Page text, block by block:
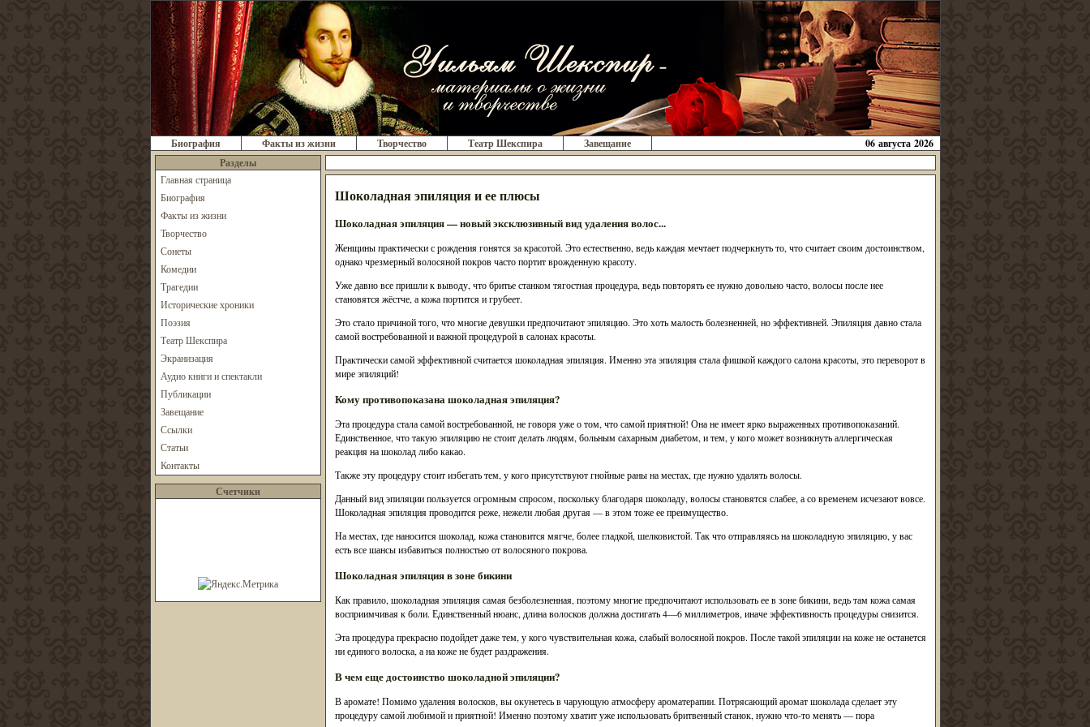
Биография Факты из жизни Творчество Театр Шекспира Завещание
06 августа 2026
Разделы
Главная страница
Биография
Факты из жизни
Творчество
Сонеты
Комедии
Трагедии
Исторические хроники
Поэзия
Театр Шекспира
Экранизация
Аудио книги и спектакли
Публикации
Завещание
Ссылки
Статьи
Контакты
Счетчики
Шоколадная эпиляция и ее плюсы
Шоколадная эпиляция — новый эксклюзивный вид удаления волос...
Женщины практически с рождения гонятся за красотой. Это естественно, ведь каждая мечтает подчеркнуть то, что считает своим достоинством,
однако чрезмерный волосяной покров часто портит врожденную красоту.
Уже давно все пришли к выводу, что бритье станком тягостная процедура, ведь повторять ее нужно довольно часто, волосы после нее
становятся жёстче, а кожа портится и грубеет.
Это стало причиной того, что многие девушки предпочитают эпиляцию. Это хоть малость болезненней, но эффективней. Эпиляция давно стала
самой востребованной и важной процедурой в салонах красоты.
Практически самой эффективной считается шоколадная эпиляция. Именно эта эпиляция стала фишкой каждого салона красоты, это переворот в
мире эпиляций!
Кому противопоказана шоколадная эпиляция?
Эта процедура стала самой востребованной, не говоря уже о том, что самой приятной! Она не имеет ярко выраженных противопоказаний.
Единственное, что такую эпиляцию не стоит делать людям, больным сахарным диабетом, и тем, у кого может возникнуть аллергическая
реакция на шоколад либо какао.
Также эту процедуру стоит избегать тем, у кого присутствуют гнойные раны на местах, где нужно удалять волосы.
Данный вид эпиляции пользуется огромным спросом, поскольку благодаря шоколаду, волосы становятся слабее, а со временем исчезают вовсе.
Шоколадная эпиляция проводится реже, нежели любая другая — в этом тоже ее преимущество.
На местах, где наносится шоколад, кожа становится мягче, более гладкой, шелковистой. Так что отправляясь на шоколадную эпиляцию, у вас
есть все шансы избавиться полностью от волосяного покрова.
Шоколадная эпиляция в зоне бикини
Как правило, шоколадная эпиляция самая безболезненная, поэтому многие предпочитают использовать ее в зоне бикини, ведь там кожа самая
восприимчивая к боли. Единственный нюанс, длина волосков должна достигать 4—6 миллиметров, иначе эффективность процедуры снизится.
Эта процедура прекрасно подойдет даже тем, у кого чувствительная кожа, слабый волосяной покров. После такой эпиляции на коже не останется
ни единого волоска, а на коже не будет раздражения.
В чем еще достоинство шоколадной эпиляции?
В аромате! Помимо удаления волосков, вы окунетесь в чарующую атмосферу ароматерапии. Потрясающий аромат шоколада сделает эту
процедуру самой любимой и приятной! Именно поэтому хватит уже использовать бритвенный станок, нужно что-то менять — пора